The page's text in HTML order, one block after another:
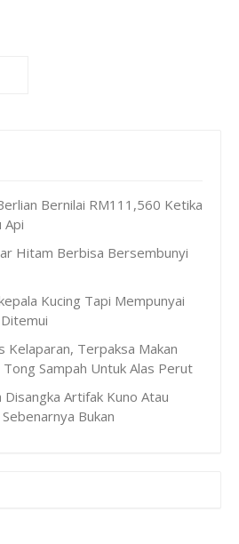
Bernilai RM111,560 Ketika
Api
Hitam Berbisa Bersembunyi
Kucing Tapi Mempunyai
Kelaparan, Terpaksa Makan
Tong Sampah Untuk Alas Perut
Disangka Artifak Kuno Atau
Bukan